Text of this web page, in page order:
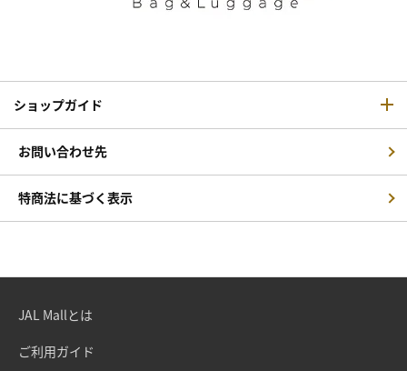
ショップガイド
お問い合わせ先
特商法に基づく表示
JAL Mallとは
ご利用ガイド